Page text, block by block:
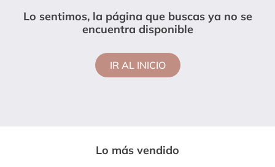
Lo sentimos, la página que buscas ya no se
encuentra disponible
IR AL INICIO
Lo más vendido